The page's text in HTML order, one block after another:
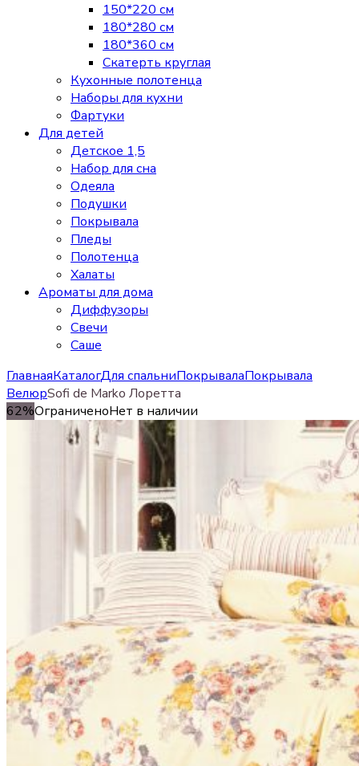
150*220 см
180*280 см
180*360 см
Скатерть круглая
Кухонные полотенца
Наборы для кухни
Фартуки
Для детей
Детское 1,5
Набор для сна
Одеяла
Подушки
Покрывала
Пледы
Полотенца
Халаты
Ароматы для дома
Диффузоры
Свечи
Cаше
ГлавнаяКаталогДля спальниПокрывалаПокрывала
ВелюрSofi de Marko Лоретта
62%ОграниченоНет в наличии